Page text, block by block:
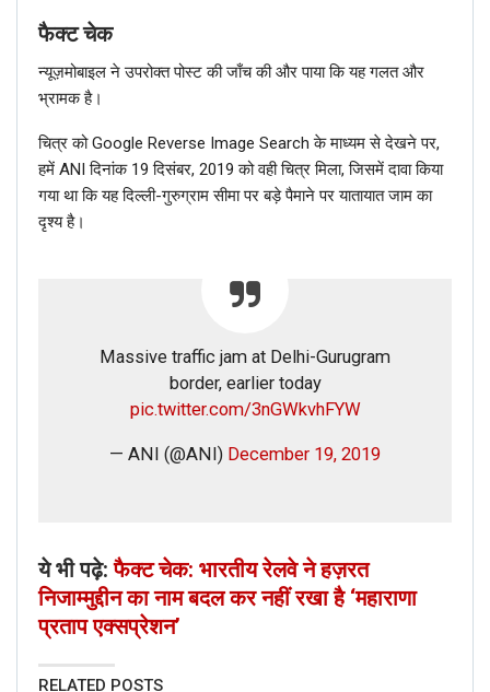
फैक्ट चेक
न्यूज़मोबाइल ने उपरोक्त पोस्ट की जाँच की और पाया कि यह गलत और
भ्रामक है।
चित्र को Google Reverse Image Search के माध्यम से देखने पर,
हमें ANI दिनांक 19 दिसंबर, 2019 को वही चित्र मिला, जिसमें दावा किया
गया था कि यह दिल्ली-गुरुग्राम सीमा पर बड़े पैमाने पर यातायात जाम का
दृश्य है।
Massive traffic jam at Delhi-Gurugram
border, earlier today
pic.twitter.com/3nGWkvhFYW
— ANI (@ANI) December 19, 2019
ये भी पढ़े:फैक्ट चेक: भारतीय रेलवे ने हज़रत
निजाम्मुद्दीन का नाम बदल कर नहीं रखा है ‘महाराणा
प्रताप एक्सप्रेशन’
RELATED POSTS